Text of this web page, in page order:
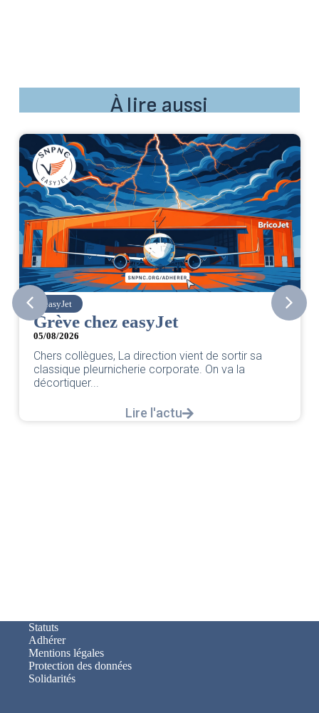
À lire aussi
SNPNC
CER/CRPN : L’intersyndicale
PNC/Pilotes unie exige une
réponse législative
04/08/2026
L’intersyndicale PNC/Pilotes unie exige une
réponse législative Courrier Intersyndical : Lire
Statuts
Adhérer
Mentions légales
Protection des données
Solidarités